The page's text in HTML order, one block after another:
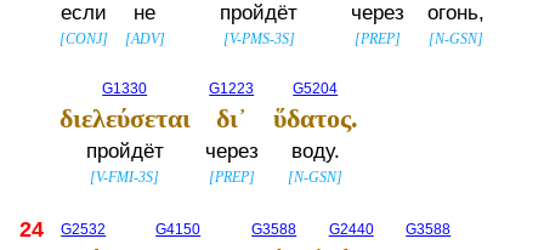
если
[CONJ]
не
[ADV]
пройдёт
[V-PMS-3S]
через
[PREP]
огонь,
[N-GSN]
G1330
διελεύσεται
пройдёт
[V-FMI-3S]
G1223
δι᾽
через
[PREP]
G5204
ὕδατος.
воду.
[N-GSN]
24 G2532 G4150 G3588 G2440 G3588